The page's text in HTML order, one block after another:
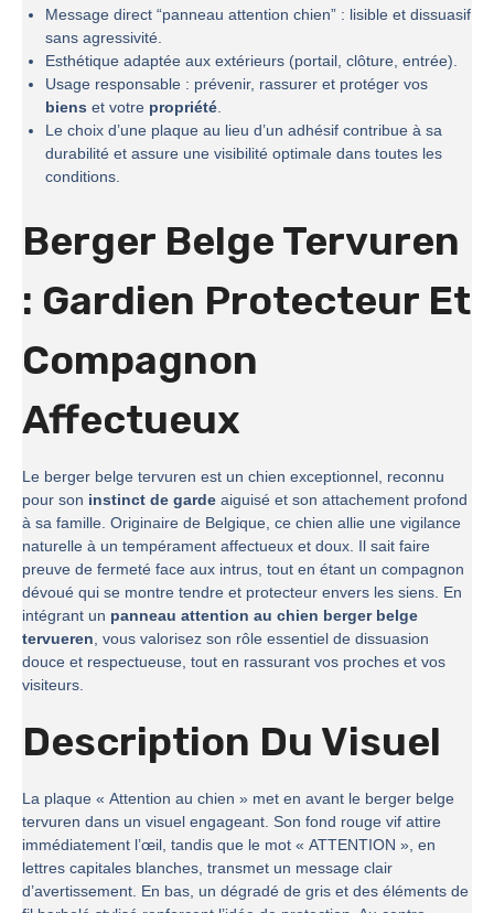
Message direct “panneau attention chien” : lisible et dissuasif
sans agressivité.
Esthétique adaptée aux extérieurs (portail, clôture, entrée).
Usage responsable : prévenir, rassurer et protéger vos
biens et votre propriété.
Le choix d’une plaque au lieu d’un adhésif contribue à sa
durabilité et assure une visibilité optimale dans toutes les
conditions.
Berger Belge Tervuren
: Gardien Protecteur Et
Compagnon
Affectueux
Le berger belge tervuren est un chien exceptionnel, reconnu
pour son instinct de garde aiguisé et son attachement profond
à sa famille. Originaire de Belgique, ce chien allie une vigilance
naturelle à un tempérament affectueux et doux. Il sait faire
preuve de fermeté face aux intrus, tout en étant un compagnon
dévoué qui se montre tendre et protecteur envers les siens. En
intégrant un panneau attention au chien berger belge
tervueren, vous valorisez son rôle essentiel de dissuasion
douce et respectueuse, tout en rassurant vos proches et vos
visiteurs.
Description Du Visuel
La plaque « Attention au chien » met en avant le berger belge
tervuren dans un visuel engageant. Son fond rouge vif attire
immédiatement l’œil, tandis que le mot « ATTENTION », en
lettres capitales blanches, transmet un message clair
d’avertissement. En bas, un dégradé de gris et des éléments de